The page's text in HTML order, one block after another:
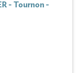
- Tournon -